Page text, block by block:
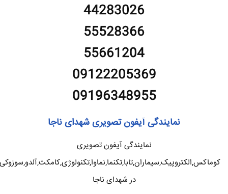
44283026
55528366
55661204
09122205369
09196348955
نمایندگی آیفون تصویری شهدای ناجا
نمایندگی آیفون تصویری
کوماکس,الکتروپیک,سیماران,تابا,تکنما,نماوا,تکنولوژی,کامکث,آلدو,سوزوکی
در شهدای ناجا